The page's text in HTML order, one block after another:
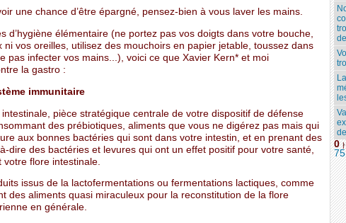
une chance d’être épargné, pensez-bien à vous laver les mains.
d’hygiène élémentaire (ne portez pas vos doigts dans votre bouche,
ni vos oreilles, utilisez des mouchoirs en papier jetable, toussez dans
pas infecter vos mains...), voici ce que Xavier Kern* et moi
la gastro :
immunitaire
pièce stratégique centrale de votre dispositif de défense
des prébiotiques, aliments que vous ne digérez pas mais qui
aux bonnes bactéries qui sont dans votre intestin, et en prenant des
dire des bactéries et levures qui ont un effet positif pour votre santé,
flore intestinale.
issus de la lactofermentations ou fermentations lactiques, comme
des aliments quasi miraculeux pour la reconstitution de la flore
en générale.
0 |
75